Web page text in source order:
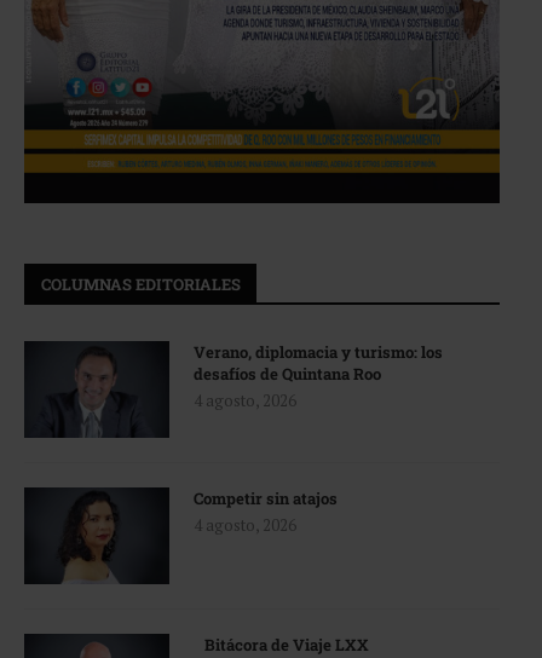
COLUMNAS EDITORIALES
Verano, diplomacia y turismo: los
desafíos de Quintana Roo
4 agosto, 2026
Competir sin atajos
4 agosto, 2026
Bitácora de Viaje LXX